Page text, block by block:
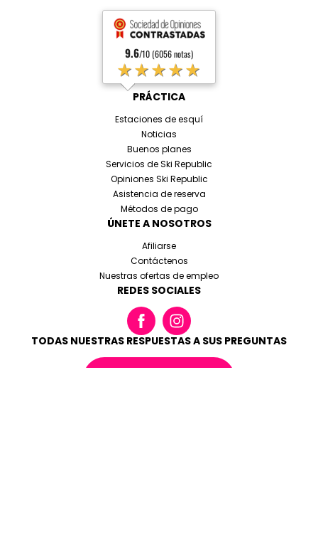
9.6/10 (6056 notas)
★★★★★
PRÁCTICA
Estaciones de esquí
Noticias
Buenos planes
Servicios de Ski Republic
Opiniones Ski Republic
Asistencia de reserva
Métodos de pago
ÚNETE A NOSOTROS
Afiliarse
Contáctenos
Nuestras ofertas de empleo
REDES SOCIALES
TODAS NUESTRAS RESPUESTAS A SUS PREGUNTAS